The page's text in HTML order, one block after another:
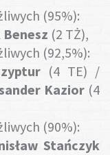
(95%):
(2 TŻ),
(92,5%):
(4 TE) /
Kazior(4
(90%):
Stańczyk